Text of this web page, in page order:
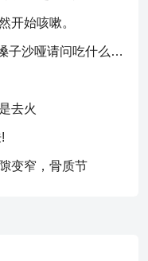
开始咳嗽。
你好，鼻炎犯了，鼻子不通，嗓子沙哑请问吃什么药比较好？
去火
变窄，骨质节